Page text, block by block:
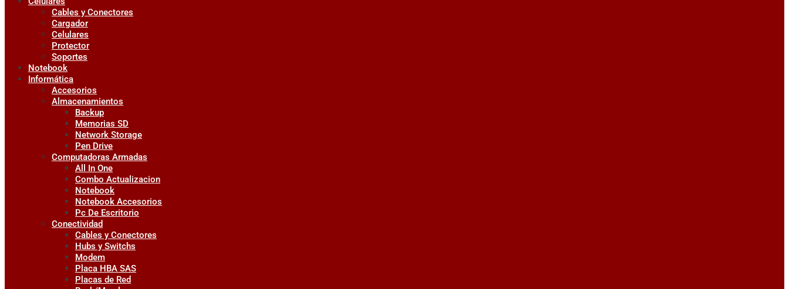
Cables y Conectores
Cargador
Celulares
Protector
Soportes
Notebook
Informática
Accesorios
Almacenamientos
Backup
Memorias SD
Network Storage
Pen Drive
Computadoras Armadas
All In One
Combo Actualizacion
Notebook
Notebook Accesorios
Pc De Escritorio
Conectividad
Cables y Conectores
Hubs y Switchs
Modem
Placa HBA SAS
Placas de Red